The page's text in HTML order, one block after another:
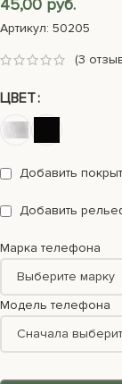
45,00 руб.
Артикул: 50205
(3
ЦВЕТ
Добавить
Добавить
Марка телефона
Выберите марку
Модель телефона
Сначала